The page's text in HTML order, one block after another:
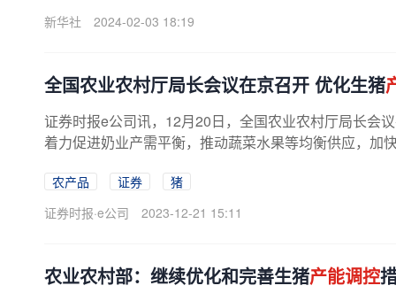
新华社
2024-02-03 18:19
全国农业农村厅局长会议在京召开 优化生猪
证券时报e公司讯，12月20日，全国农业农村厅局长会
着力促进奶业产需平衡，推动蔬菜水果等均衡供应，加
农产品 证券
猪
证券时报·e公司
2023-12-21 15:11
农业农村部：继续优化和完善生猪产能调控